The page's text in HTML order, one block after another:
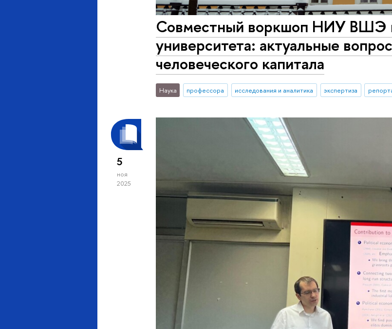
Совместный воркшоп НИУ ВШЭ
университета: актуальные
человеческого капитала
Наука профессора исследования и аналитика экспертиза
5
ноя
2025